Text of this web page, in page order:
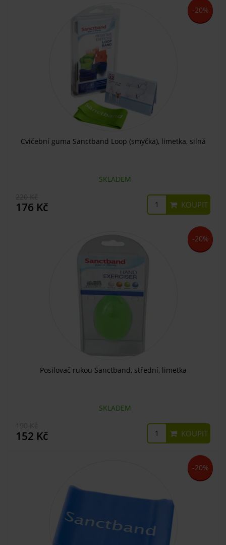
-20%
Cvičební guma Sanctband Loop (smyčka), limetka, silná
SKLADEM
176 Kč KOUPIT
-20%
Posilovač rukou Sanctband, střední, limetka
SKLADEM
152 Kč KOUPIT
-20%